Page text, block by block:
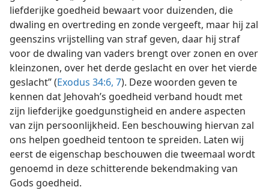
liefderijke goedheid bewaart voor duizenden, die
dwaling en overtreding en zonde vergeeft, maar hij zal
geenszins vrijstelling van straf geven, daar hij straf
voor de dwaling van vaders brengt over zonen en over
kleinzonen, over het derde geslacht en over het vierde
geslacht” (Exodus 34:6, 7). Deze woorden geven te
kennen dat Jehovah’s goedheid verband houdt met
zijn liefderijke goedgunstigheid en andere aspecten
van zijn persoonlijkheid. Een beschouwing hiervan zal
ons helpen goedheid tentoon te spreiden. Laten wij
eerst de eigenschap beschouwen die tweemaal wordt
genoemd in deze schitterende bekendmaking van
Gods goedheid.